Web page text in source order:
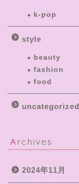
k-pop
style
beauty
fashion
food
uncategorized
Archives
2024年11月